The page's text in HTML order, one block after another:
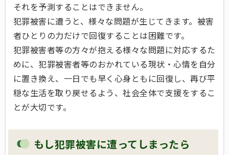
それを予測することはできません。
犯罪被害に遭うと、様々な問題が生じてきます。被害
者ひとりの力だけで回復することは困難です。
犯罪被害者等の方々が抱える様々な問題に対応するた
めに、犯罪被害者等のおかれている現状・心情を自分
に置き換え、一日でも早く心身ともに回復し、再び平
穏な生活を取り戻せるよう、社会全体で支援をするこ
とが大切です。
もし犯罪被害に遭ってしまったら